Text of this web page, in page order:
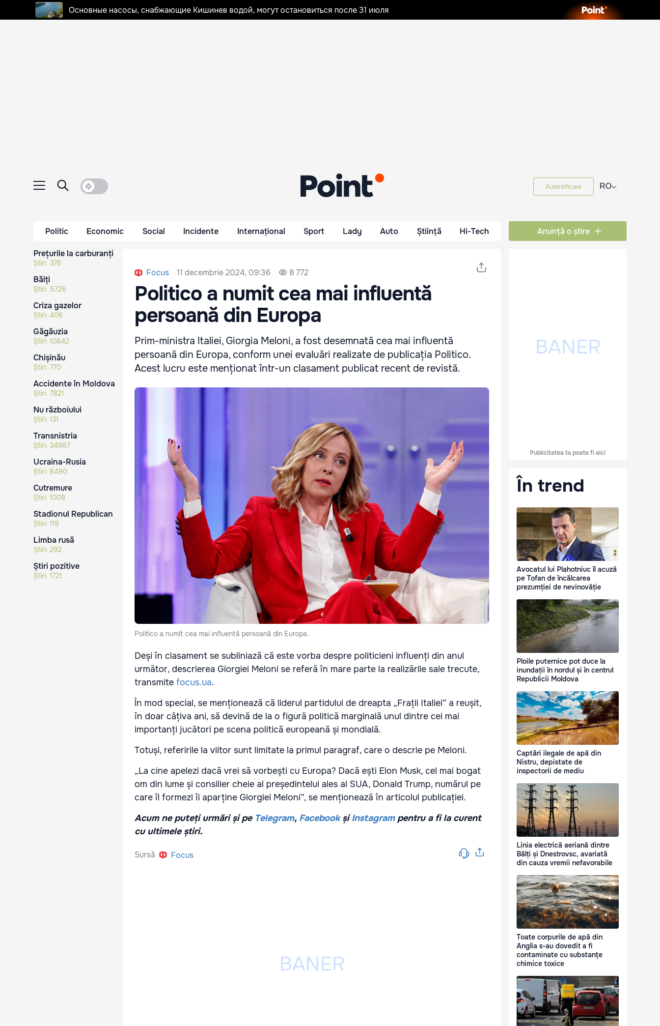
Основные насосы, снабжающие Кишинев водой, могут остановиться после 31 июля
Autentificare RO⌵
Politic Economic Social Incidente Internațional Sport Lady Auto Știință Hi-Tech Anunță o știre
Prețurile la carburanți
Știri: 376
Bălți
Știri: 5726
Criza gazelor
Știri: 406
Găgăuzia
Știri: 10842
Chișinău
Știri: 770
Accidente în Moldova
Știri: 7821
Nu războiului
Știri: 131
Transnistria
Știri: 34987
Ucraina-Rusia
Știri: 8490
Cutremure
Știri: 1009
Stadionul Republican
Știri: 119
Limba rusă
Știri: 292
Știri pozitive
Știri: 1721
Focus 11 decembrie 2024, 09:36 8 772
Politico a numit cea mai influentă
persoană din Europa
Prim-ministra Italiei, Giorgia Meloni, a fost desemnată cea mai influentă
persoană din Europa, conform unei evaluări realizate de publicația Politico.
Acest lucru este menționat într-un clasament publicat recent de revistă.
Politico a numit cea mai influentă persoană din Europa.
Deși în clasament se subliniază că este vorba despre politicieni influenți din anul
următor, descrierea Giorgiei Meloni se referă în mare parte la realizările sale trecute,
transmite focus.ua.
În mod special, se menționează că liderul partidului de dreapta „Frații Italiei” a reușit,
în doar câțiva ani, să devină de la o figură politică marginală unul dintre cei mai
importanți jucători pe scena politică europeană și mondială.
Totuși, referirile la viitor sunt limitate la primul paragraf, care o descrie pe Meloni.
„La cine apelezi dacă vrei să vorbești cu Europa? Dacă ești Elon Musk, cel mai bogat
om din lume și consilier cheie al președintelui ales al SUA, Donald Trump, numărul pe
care îl formezi îi aparține Giorgiei Meloni”, se menționează în articolul publicației.
Acum ne puteți urmări și pe Telegram, Facebook șiInstagrampentru a fi la curent
cu ultimele știri.
Sursă Focus
Publicitatea ta poate fi aici
În trend
Avocatul lui Plahotniuc îl acuză
pe Tofan de încălcarea
prezumției de nevinovăție
Ploile puternice pot duce la
inundații în nordul și în centrul
Republicii Moldova
Captări ilegale de apă din
Nistru, depistate de
inspectorii de mediu
Linia electrică aeriană dintre
Bălți și Dnestrovsc, avariată
din cauza vremii nefavorabile
Toate corpurile de apă din
Anglia s-au dovedit a fi
contaminate cu substanțe
chimice toxice